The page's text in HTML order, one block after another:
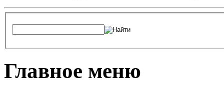
Главное меню